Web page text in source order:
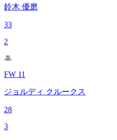
鈴木 優磨
33
2
FW 11
ジョルディ クルークス
28
3